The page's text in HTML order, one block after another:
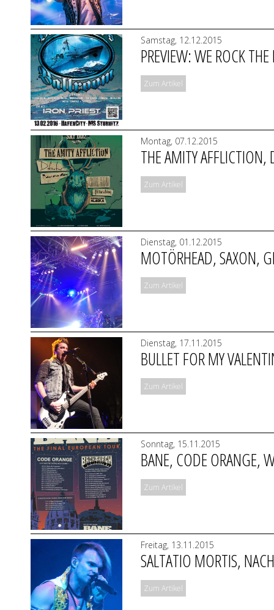
Samstag, 12.12.2015
PREVIEW: WE ROCK
Zum Artikel
Montag, 07.12.2015
THE AMITY AFFLICTION,
Zum Artikel
Dienstag, 01.12.2015
MOTÖRHEAD, SAXON,
Zum Artikel
Dienstag, 17.11.2015
BULLET FOR MY
Zum Artikel
Sonntag, 15.11.2015
BANE, CODE ORANGE,
Zum Artikel
Freitag, 13.11.2015
SALTATIO MORTIS,
Zum Artikel